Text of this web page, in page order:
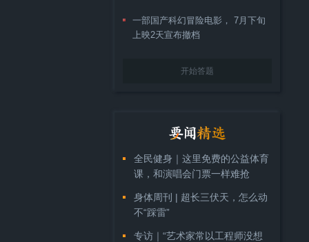
一部国产科幻冒险电影， 7月下旬
上映2天宣布撤档
开始答题
全民健身｜这里免费的公益体育
课，和演唱会门票一样难抢
身体周刊 | 超长三伏天，怎么动
不“踩雷”
专访｜“艺术家常以工程师没想